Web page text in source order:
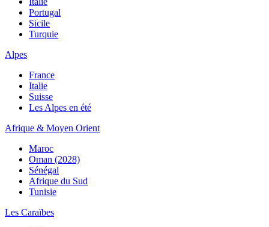
Portugal
Sicile
Turquie
Alpes
France
Italie
Suisse
Les Alpes en été
Afrique & Moyen Orient
Maroc
Oman (2028)
Sénégal
Afrique du Sud
Tunisie
Les Caraïbes